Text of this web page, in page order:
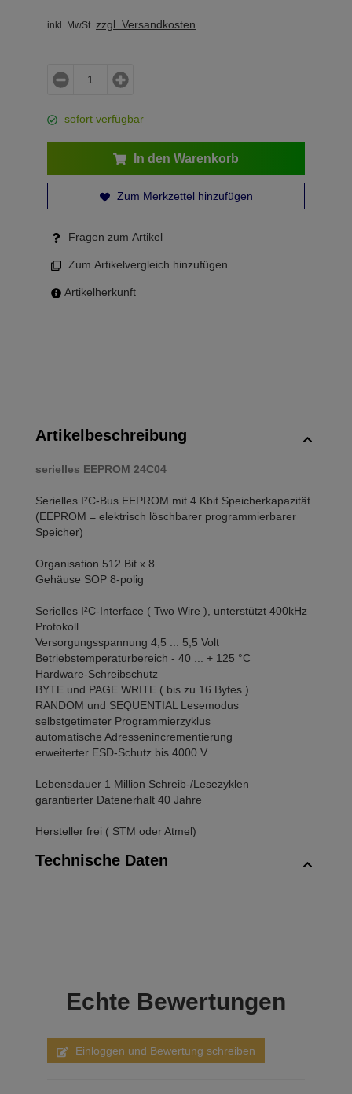
inkl. MwSt. zzgl. Versandkosten
sofort verfügbar
In den Warenkorb
Zum Merkzettel hinzufügen
Fragen zum Artikel
Zum Artikelvergleich hinzufügen
Artikelherkunft
Artikelbeschreibung
serielles EEPROM 24C04
Serielles I²C-Bus EEPROM mit 4 Kbit Speicherkapazität.
(EEPROM = elektrisch löschbarer programmierbarer
Speicher)
Organisation 512 Bit x 8
Gehäuse SOP 8-polig
Serielles I²C-Interface ( Two Wire ), unterstützt 400kHz
Protokoll
Versorgungsspannung 4,5 ... 5,5 Volt
Betriebstemperaturbereich - 40 ... + 125 °C
Hardware-Schreibschutz
BYTE und PAGE WRITE ( bis zu 16 Bytes )
RANDOM und SEQUENTIAL Lesemodus
selbstgetimeter Programmierzyklus
automatische Adressenincrementierung
erweiterter ESD-Schutz bis 4000 V
Lebensdauer 1 Million Schreib-/Lesezyklen
garantierter Datenerhalt 40 Jahre
Hersteller frei ( STM oder Atmel)
Technische Daten
Echte Bewertungen
Einloggen und Bewertung schreiben